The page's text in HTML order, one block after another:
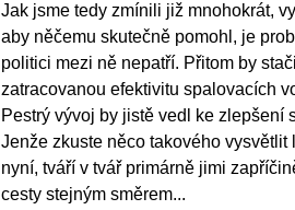
Jak jsme tedy zmínili již mnohokrát,
aby něčemu skutečně pomohl, je
politici mezi ně nepatří. Přitom by
zatracovanou efektivitu spalovacích
Pestrý vývoj by jistě vedl ke zlepšení
Jenže zkuste něco takového
nyní, tváří v tvář primárně jimi
cesty stejným směrem...